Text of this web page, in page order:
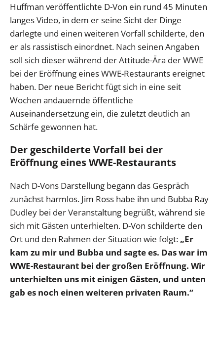
Huffman veröffentlichte D-Von ein rund 45 Minuten
langes Video, in dem er seine Sicht der Dinge
darlegte und einen weiteren Vorfall schilderte, den
er als rassistisch einordnet. Nach seinen Angaben
soll sich dieser während der Attitude-Ära der WWE
bei der Eröffnung eines WWE-Restaurants ereignet
haben. Der neue Bericht fügt sich in eine seit
Wochen andauernde öffentliche
Auseinandersetzung ein, die zuletzt deutlich an
Schärfe gewonnen hat.
Der geschilderte Vorfall bei der
Eröffnung eines WWE-Restaurants
Nach D-Vons Darstellung begann das Gespräch
zunächst harmlos. Jim Ross habe ihn und Bubba Ray
Dudley bei der Veranstaltung begrüßt, während sie
sich mit Gästen unterhielten. D-Von schilderte den
Ort und den Rahmen der Situation wie folgt: „Er
kam zu mir und Bubba und sagte es. Das war im
WWE-Restaurant bei der großen Eröffnung. Wir
unterhielten uns mit einigen Gästen, und unten
gab es noch einen weiteren privaten Raum.“